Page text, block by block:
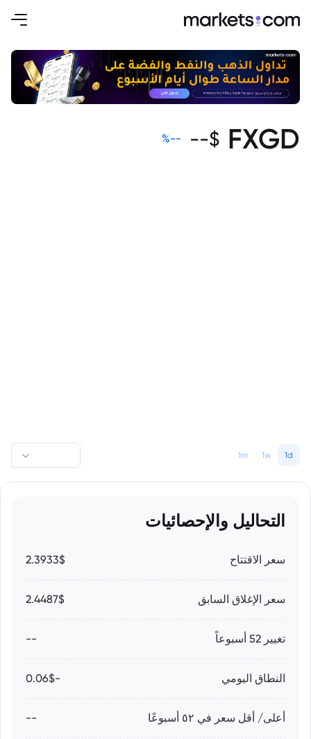
FXGD
$
--
--
%
1d
1w
1m
التحاليل والإحصائيات
سعر الاقتتاح 2.3933$
سعر الإغلاق السابق 2.4487$
تغيير 52 أسبوعاً --
النطاق اليومي -0.06$
أعلى/ أقل سعر في ٥٢ أسبوعًا --